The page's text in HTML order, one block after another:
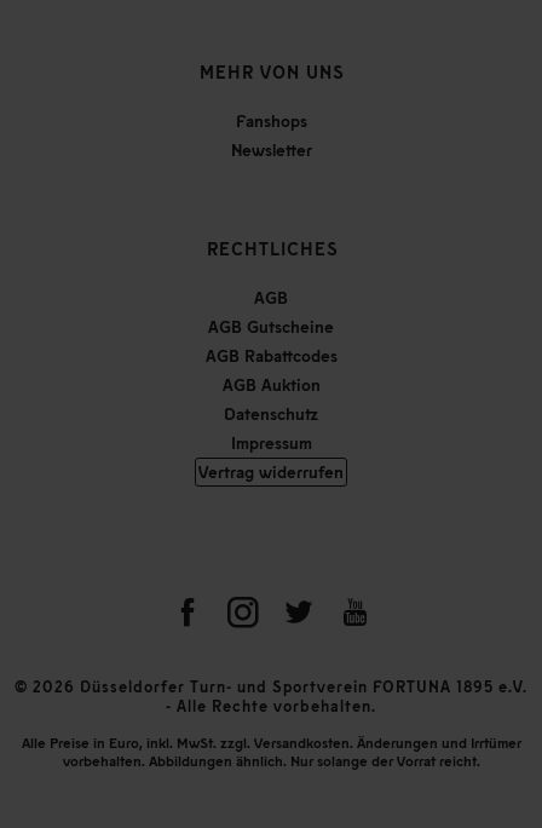
MEHR VON UNS
Fanshops
Newsletter
RECHTLICHES
AGB
AGB Gutscheine
AGB Rabattcodes
AGB Auktion
Datenschutz
Impressum
Vertrag widerrufen
© 2026 Düsseldorfer Turn- und Sportverein FORTUNA 1895 e.V.
- Alle Rechte vorbehalten.
Alle Preise in Euro, inkl. MwSt. zzgl. Versandkosten. Änderungen und Irrtümer
vorbehalten. Abbildungen ähnlich. Nur solange der Vorrat reicht.